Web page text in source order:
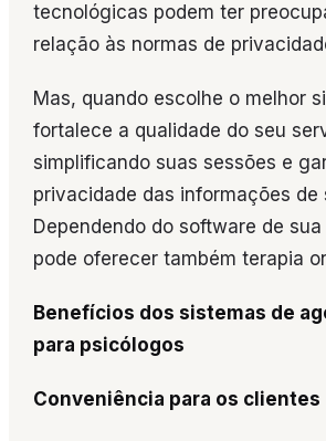
tecnológicas podem ter
relação às normas de
Mas, quando escolhe o melhor
fortalece a qualidade do seu
simplificando suas sessões e
privacidade das informações de
Dependendo do software de
pode oferecer também terapia
Benefícios dos sistemas de
para psicólogos
Conveniência para os clientes